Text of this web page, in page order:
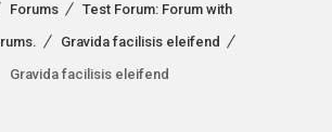
Forums
Test Forum: Forum with
Gravida facilisis eleifend
Gravida facilisis eleifend